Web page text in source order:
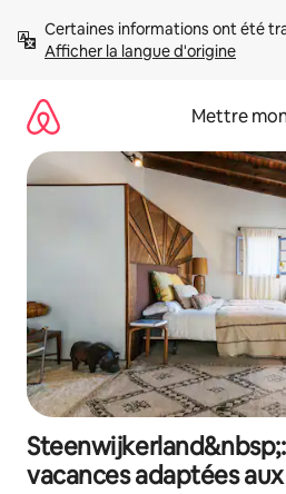
directement
Afficher la langue d'origine
Mettre
vacances adaptées